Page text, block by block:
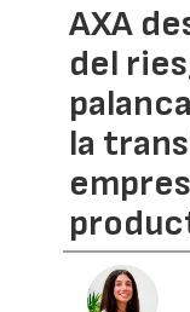
AXA
del
la